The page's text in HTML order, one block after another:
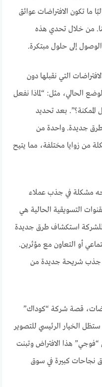
ما تكون الافتراضات عوائق
من خلال تحدي هذه
إلى حلول مبتكرة.
التي نقبلها دون
الحالي، مثل: “لماذا نفعل
الممكنة؟”. بعد تحديد
بطرق جديدة. واحدة من
من زوايا مختلفة، مما يتيح
مشكلة في جذب عملاء
التسويقية الحالية هي
للشركة استكشاف طرق جديدة
أو التعاون مع مؤثرين.
جذب شريحة جديدة من
قصة شركة “كوداك”
ستظل الخيار الرئيسي للتصوير
هذا الافتراض وتبنت
نجاحات كبيرة في سوق